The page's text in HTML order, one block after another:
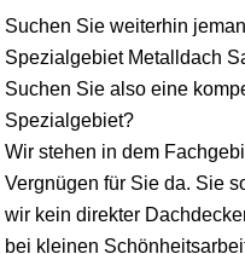
Suchen Sie weiterhin
Spezialgebiet Metalldach
Suchen Sie also eine
Spezialgebiet?
Wir stehen in dem
Vergnügen für Sie da. Sie
wir kein direkter
bei kleinen